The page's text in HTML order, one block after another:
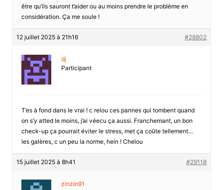
être qu’ils sauront t’aider ou au moins prendre le problème en
considération. Ça me soule !
12 juillet 2025 à 21h16 #28802
dj
Participant
T’es à fond dans le vrai ! c relou ces pannes qui tombent quand
on s’y atted le moins, j’ai véecu ça aussi. Franchemant, un bon
check-up ça pourrait éviter le stress, met ça coûte tellement…
les galères, c un peu la norme, hein ! Chelou
15 juillet 2025 à 8h41 #29118
zinzin91